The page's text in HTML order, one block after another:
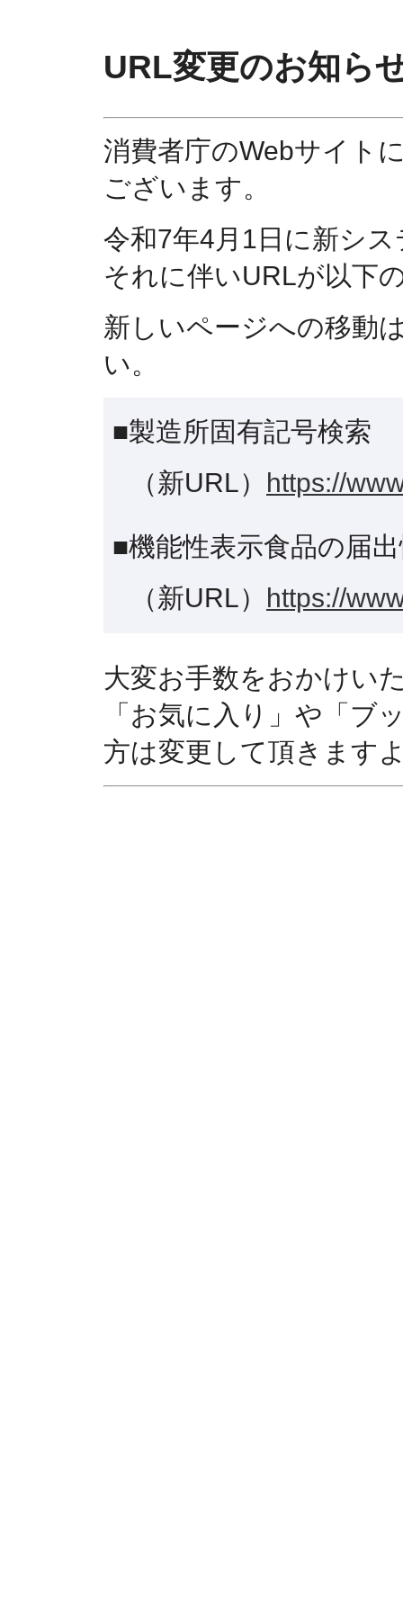
URL変更のお知ら
消費者庁のWebサイト
ございます。
令和7年4月1日に新シ
それに伴いURLが以下
新しいページへの移動
い。
■製造所固有記号検索
（新URL） https://
■機能性表示食品の届
（新URL） https://
大変お手数をおかけい
「お気に入り」や「ブ
方は変更して頂きます